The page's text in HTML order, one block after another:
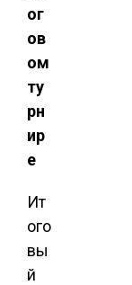
ог
ов
ом
ту
рн
ир
е
Ит
ого
вы
й